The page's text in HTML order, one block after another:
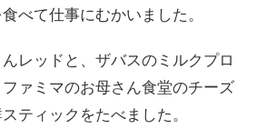
べて仕事にむかいました。
レッドと、ザバスのミルクプロ
ァミマのお母さん食堂のチーズ
ティックをたべました。